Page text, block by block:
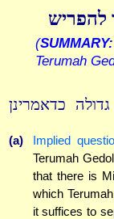
להפריש
(SUMMARY:
Terumah
כדאמרינן
(a) Implied
Terumah
that there is
which
it suffices to